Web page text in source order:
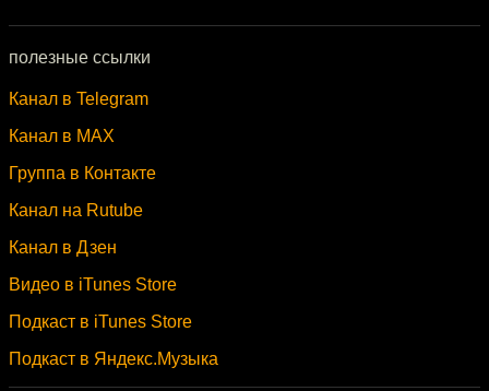
полезные ссылки
Канал в Telegram
Канал в MAX
Группа в Контакте
Канал на Rutube
Канал в Дзен
Видео в iTunes Store
Подкаст в iTunes Store
Подкаст в Яндекс.Музыка